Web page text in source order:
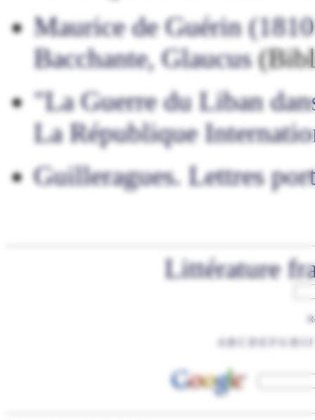
Maurice de Guérin
Bacchante, Glaucus
"La Guerre du Liban
La République
Guilleragues. Lettres
Littérature
B J